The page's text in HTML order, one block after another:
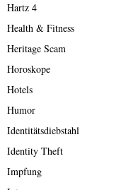
Hartz 4
Health & Fitness
Heritage Scam
Horoskope
Hotels
Humor
Identitätsdiebstahl
Identity Theft
Impfung